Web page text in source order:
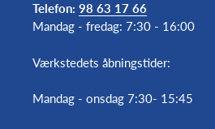
Telefon: 98 63 17 66
Mandag - fredag: 7:30 - 16:00
Værkstedets åbningstider:
Mandag - onsdag 7:30- 15:45